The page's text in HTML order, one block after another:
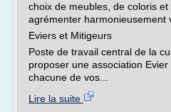
choix de meubles, de coloris
agrémenter harmonieusement
Eviers et Mitigeurs
Poste de travail central de la
proposer une association
chacune de vos...
Lire la suite